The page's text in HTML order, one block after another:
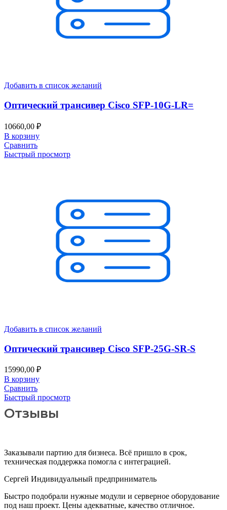
Добавить в список желаний
Оптический трансивер Cisco SFP-10G-LR=
10660,00 ₽
В корзину
Сравнить
Быстрый просмотр
Добавить в список желаний
Оптический трансивер Cisco SFP-25G-SR-S
15990,00 ₽
В корзину
Сравнить
Быстрый просмотр
Отзывы
Заказывали партию для бизнеса. Всё пришло в срок,
техническая поддержка помогла с интеграцией.
Сергей Индивидуальный предприниматель
Быстро подобрали нужные модули и серверное оборудование
под наш проект. Цены адекватные, качество отличное.